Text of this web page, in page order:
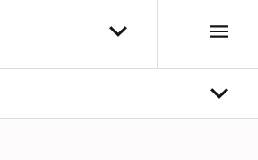
Välj distrikt